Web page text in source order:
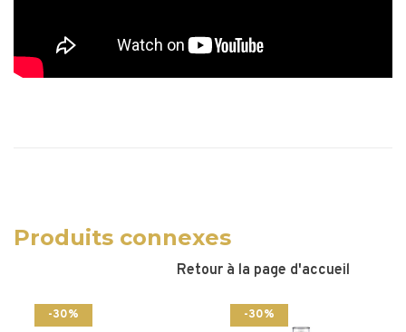
Produits connexes
Retour à la page d'accueil
-30% -30%